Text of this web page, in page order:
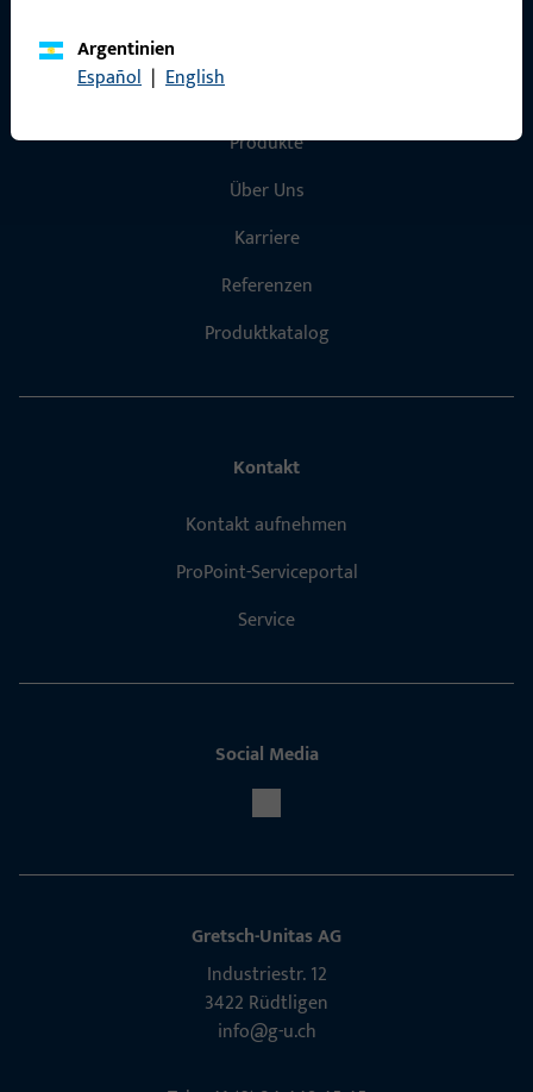
Argentinien
Español | EnglishSchnelleinstieg
Produkte
Über Uns
Karriere
Referenzen
Produktkatalog
Kontakt
Kontakt aufnehmen
ProPoint-Serviceportal
Service
Social Media
Gretsch-Unitas AG
Indu­s­triestr. 12
3422 Rüdt­ligen
info@g-u.ch